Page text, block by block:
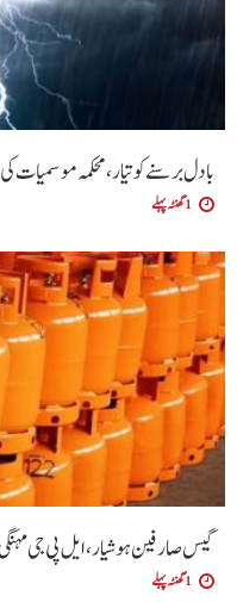
بادل برسنے کو تیار، محکمہ موسمیات
1 گھنٹہ پہلے
گیس صارفین ہوشیار، ایل پی جی
1 گھنٹہ پہلے